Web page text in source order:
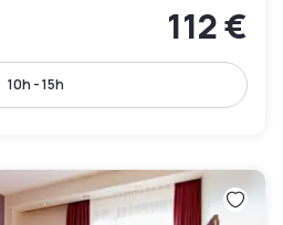
112 €
10h - 15h